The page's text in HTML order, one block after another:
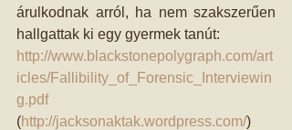
árulkodnak arról, ha nem szakszerűen
hallgattak ki egy gyermek tanút:
http://www.blackstonepolygraph.com/art
icles/Fallibility_of_Forensic_Interviewin
g.pdf
(http://jacksonaktak.wordpress.com/)